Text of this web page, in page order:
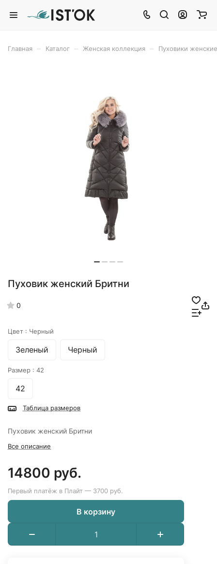
Главная Каталог Женская коллекция Пуховики женские
Пуховик женский Бритни
0
Цвет : Черный
Зеленый Черный
Размер : 42
42
Таблица размеров
Пуховик женский Бритни
Все описание
14800 руб.
Первый платёж в Плайт — 3700 руб.
В корзину